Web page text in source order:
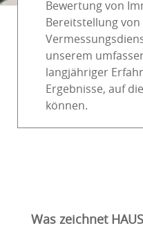
Bewertung von
Bereitstellung von
unserem
langjähriger
Ergebnisse, auf
können.
Was zeichnet